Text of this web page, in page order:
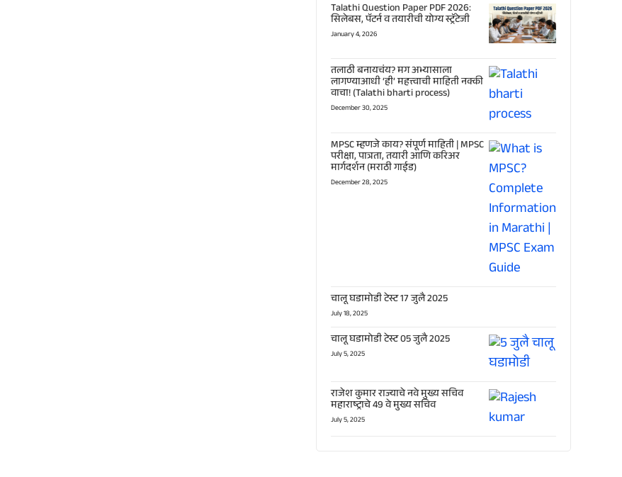
Talathi Question Paper PDF 2026:
सिलेबस, पॅटर्न व तयारीची योग्य स्ट्रॅटेजी
January 4, 2026
तलाठी बनायचंय? मग अभ्यासाला
लागण्याआधी ‘ही’ महत्त्वाची माहिती नक्की
वाचा! (Talathi bharti process)
December 30, 2025
MPSC म्हणजे काय? संपूर्ण माहिती | MPSC
परीक्षा, पात्रता, तयारी आणि करिअर
मार्गदर्शन (मराठी गाईड)
December 28, 2025
चालू घडामोडी टेस्ट 17 जुलै 2025
July 18, 2025
चालू घडामोडी टेस्ट 05 जुलै 2025
July 5, 2025
राजेश कुमार राज्याचे नवे मुख्य सचिव
महाराष्ट्राचे 49 वे मुख्य सचिव
July 5, 2025